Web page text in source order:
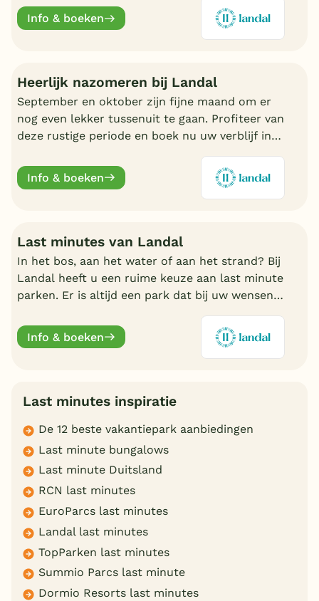
fijn Landal park.
Info & boeken
Heerlijk nazomeren bij Landal
September en oktober zijn fijne maand om er
nog even lekker tussenuit te gaan. Profiteer van
deze rustige periode en boek nu uw verblijf in
Info & boeken
Last minutes van Landal
In het bos, aan het water of aan het strand? Bij
Landal heeft u een ruime keuze aan last minute
parken. Er is altijd een park dat bij uw wensen
online.
Info & boeken
Last minutes inspiratie
De 12 beste vakantiepark aanbiedingen
Last minute bungalows
Last minute Duitsland
RCN last minutes
EuroParcs last minutes
Landal last minutes
TopParken last minutes
Summio Parcs last minute
Dormio Resorts last minutes